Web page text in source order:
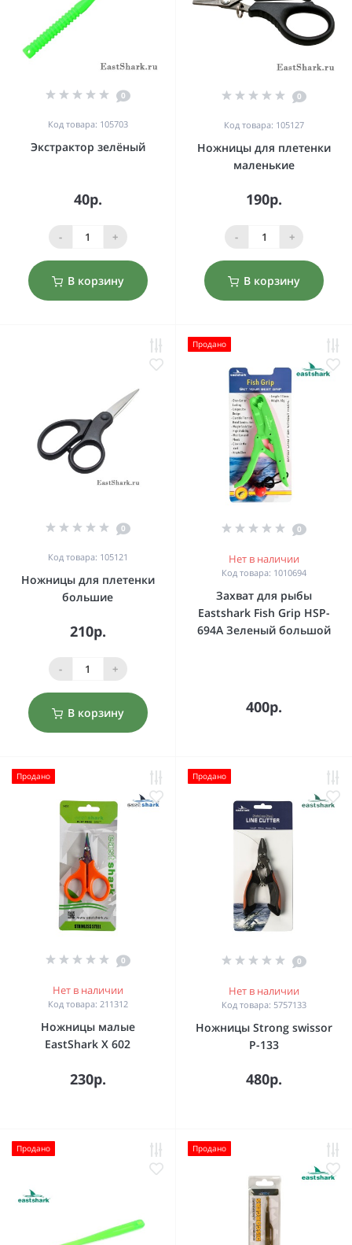
0
Код товара: 105703
Экстрактор зелёный
40р.
- +
В корзину
0
Код товара: 105127
Ножницы для плетенки
маленькие
190р.
- +
В корзину
0
Код товара: 105121
Ножницы для плетенки
большие
210р.
- +
В корзину
Продано
0
Нет в наличии
Код товара: 1010694
Захват для рыбы
Eastshark Fish Grip HSP-
694A Зеленый большой
400р.
Продано
0
Нет в наличии
Код товара: 211312
Ножницы малые
EastShark X 602
230р.
Продано
0
Нет в наличии
Код товара: 5757133
Ножницы Strong swissor
P-133
480р.
Продано Продано